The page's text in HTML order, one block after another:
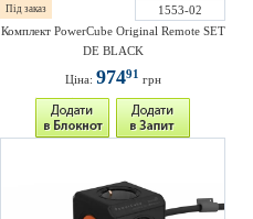
Під заказ
1553-02
Комплект PowerCube Original Remote SET
DE BLACK
Ціна: 97491 грн